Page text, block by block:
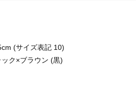
(サイズ表記 10)
ック×ブラウン (黒)